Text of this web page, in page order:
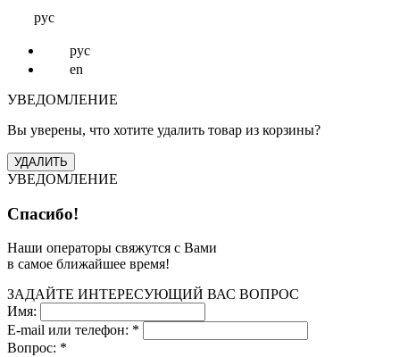
рус
рус
en
УВЕДОМЛЕНИЕ
Вы уверены, что хотите удалить товар из корзины?
УВЕДОМЛЕНИЕ
Спасибо!
Наши операторы свяжутся с Вами
в самое ближайшее время!
ЗАДАЙТЕ ИНТЕРЕСУЮЩИЙ ВАС ВОПРОС
Имя:
E-mail или телефон: *
Вопрос: *